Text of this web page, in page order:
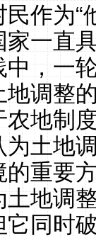
民作为“
家一直
中，一
地调整
农地制
为土地
的重要
土地调
它同时